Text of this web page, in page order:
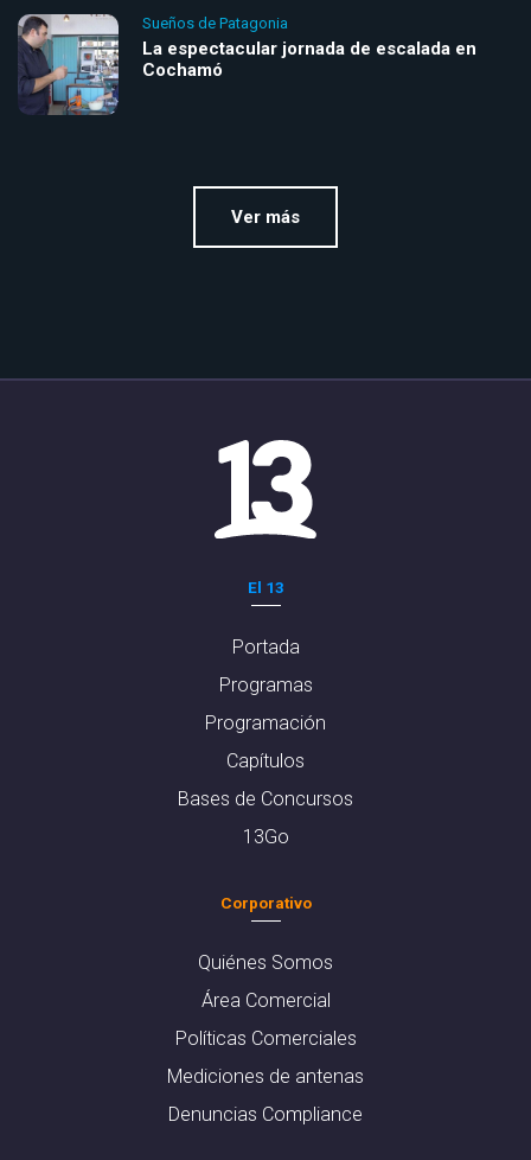
Sueños de Patagonia
La espectacular jornada de escalada en
Cochamó
Ver más
El 13
Portada
Programas
Programación
Capítulos
Bases de Concursos
13Go
Corporativo
Quiénes Somos
Área Comercial
Políticas Comerciales
Mediciones de antenas
Denuncias Compliance